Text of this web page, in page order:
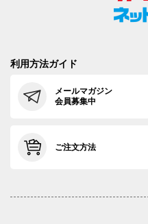
利用方法ガイド
メールマガジン
会員募集中
ご注文方法